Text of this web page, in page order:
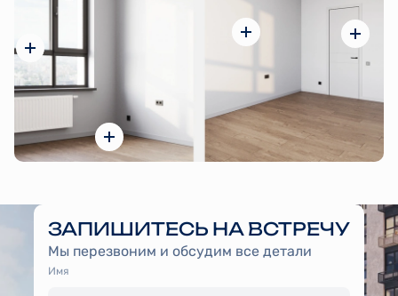
ЗАПИШИТЕСЬ НА ВСТРЕЧУ
Мы перезвоним и обсудим все детали
Имя